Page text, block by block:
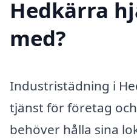
Hedkärra
med?
Industristädning i
tjänst för företag
behöver hålla sina